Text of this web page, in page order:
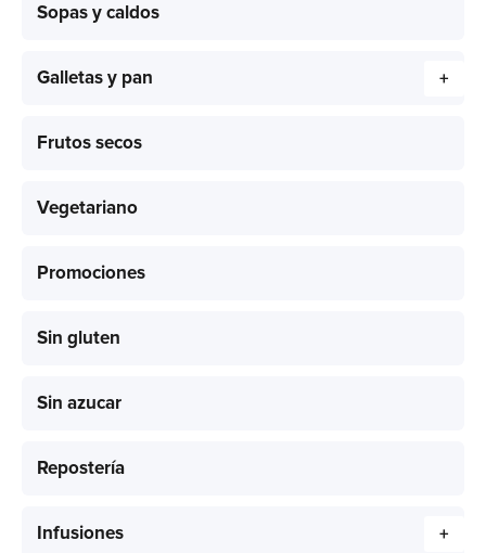
Sopas y caldos
Galletas y pan +
Frutos secos
Vegetariano
Promociones
Sin gluten
Sin azucar
Repostería
Infusiones +